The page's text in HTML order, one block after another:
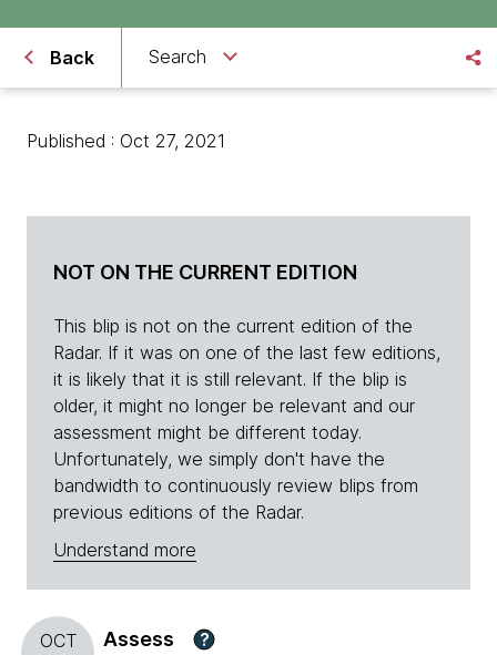
Back Search
Published : Oct 27, 2021
NOT ON THE CURRENT EDITION
This blip is not on the current edition of the
Radar. If it was on one of the last few editions,
it is likely that it is still relevant. If the blip is
older, it might no longer be relevant and our
assessment might be different today.
Unfortunately, we simply don't have the
bandwidth to continuously review blips from
previous editions of the Radar.
Understand more
OCT
Assess ?